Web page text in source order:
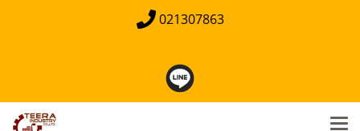
021307863